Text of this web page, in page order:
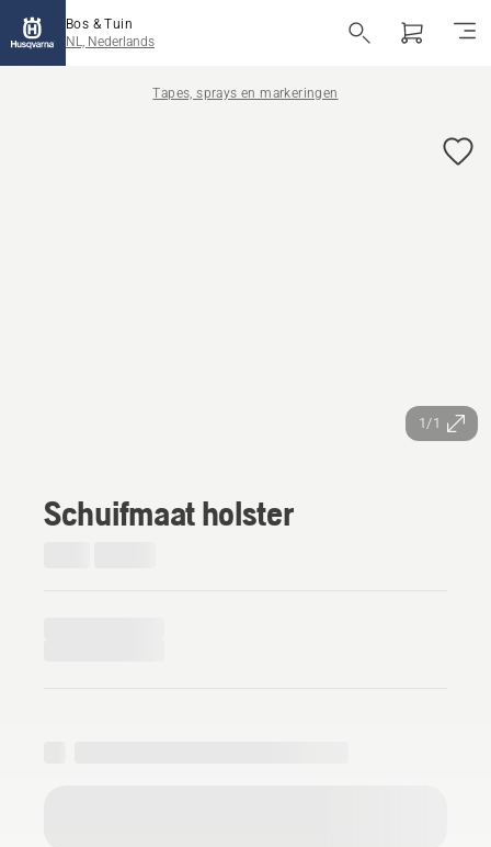
Bos & Tuin
NL, Nederlands
Tapes, sprays en markeringen
1/1
Schuifmaat holster